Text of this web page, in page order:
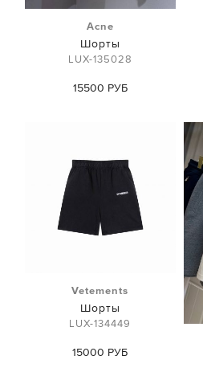
Acne
Шорты
LUX-135028
15500 РУБ
Vetements
Шорты
LUX-134449
15000 РУБ